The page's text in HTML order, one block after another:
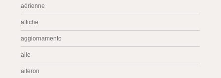
aérienne
affiche
aggiornamento
aile
aileron